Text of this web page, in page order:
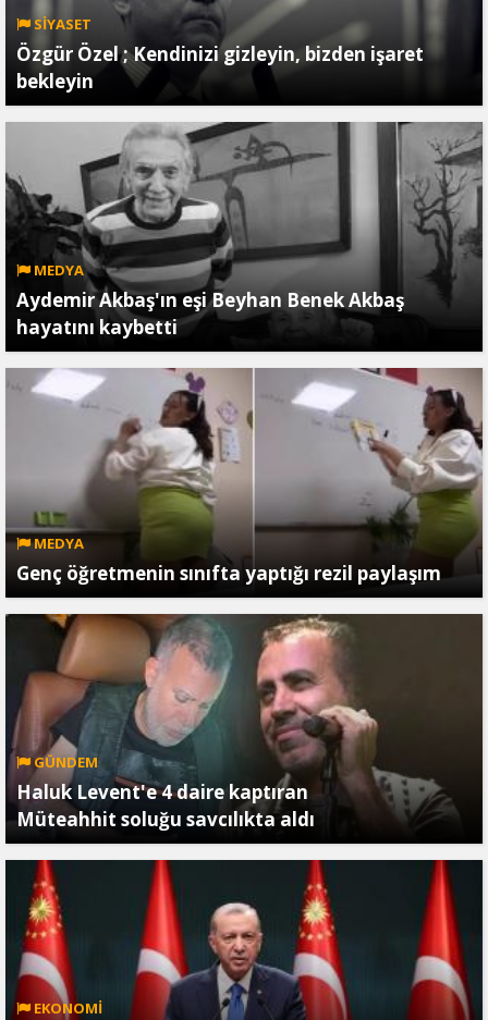
SİYASET
Özgür Özel ; Kendinizi gizleyin, bizden işaret
bekleyin
MEDYA
Aydemir Akbaş'ın eşi Beyhan Benek Akbaş
hayatını kaybetti
MEDYA
Genç öğretmenin sınıfta yaptığı rezil paylaşım
GÜNDEM
Haluk Levent'e 4 daire kaptıran
Müteahhit soluğu savcılıkta aldı
EKONOMİ